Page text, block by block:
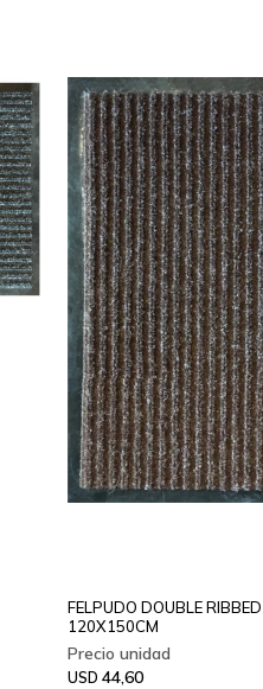
FELPUDO DOUBLE
120X150CM
USD 44,60